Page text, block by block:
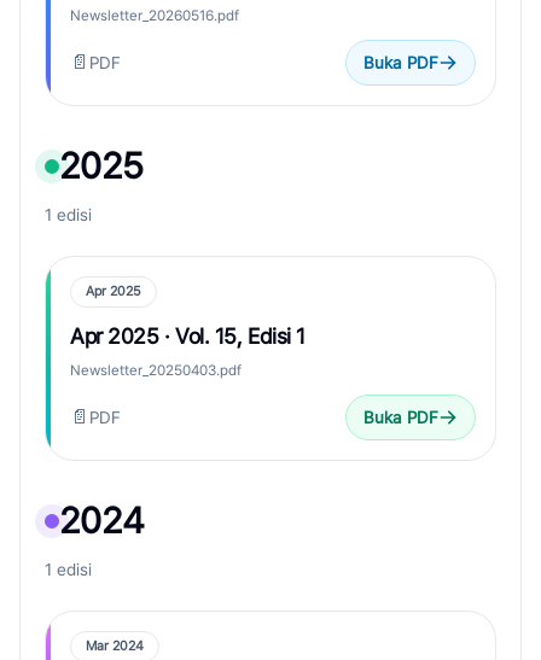
Newsletter_20260516.pdf
📄 PDF Buka PDF
2025
1 edisi
Apr 2025
Apr 2025 · Vol. 15, Edisi 1
Newsletter_20250403.pdf
📄 PDF Buka PDF
2024
1 edisi
Mar 2024